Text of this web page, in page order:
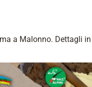
a Malonno. Dettagli